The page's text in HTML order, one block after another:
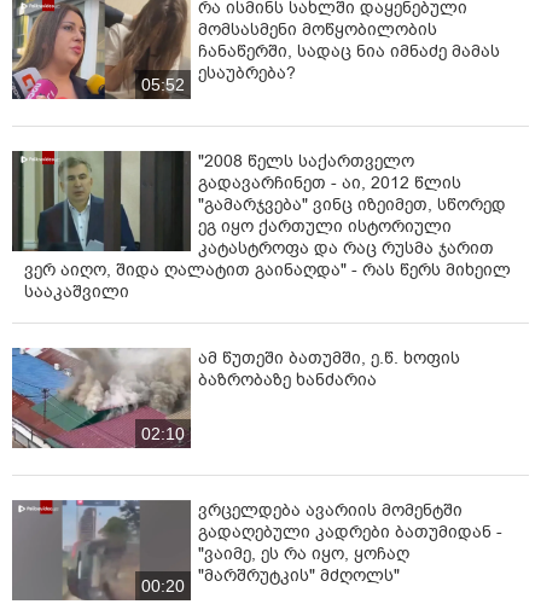
05:52
რა ისმინს სახლში დაყენებული
მომსასმენი მოწყობილობის
ჩანაწერში, სადაც ნია იმნაძე მამას
ესაუბრება?
"2008 წელს საქართველო
გადავარჩინეთ - აი, 2012 წლის
"გამარჯვება" ვინც იზეიმეთ, სწორედ
ეგ იყო ქართული ისტორიული
კატასტროფა და რაც რუსმა ჯარით
ვერ აიღო, შიდა ღალატით გაინაღდა" - რას წერს მიხეილ
სააკაშვილი
02:10
ამ წუთეში ბათუმში, ე.წ. ხოფის
ბაზრობაზე ხანძარია
00:20
ვრცელდება ავარიის მომენტში
გადაღებული კადრები ბათუმიდან -
"ვაიმე, ეს რა იყო, ყოჩაღ
"მარშრუტკის" მძღოლს"